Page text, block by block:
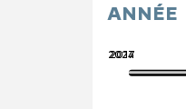
ANNÉE
2014
2027